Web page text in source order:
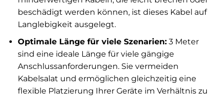
beschädigt werden können, ist dieses Kabel auf
Langlebigkeit ausgelegt.
Optimale Länge für viele Szenarien:3 Meter
sind eine ideale Länge für viele gängige
Anschlussanforderungen. Sie vermeiden
Kabelsalat und ermöglichen gleichzeitig eine
flexible Platzierung Ihrer Geräte im Verhältnis zu